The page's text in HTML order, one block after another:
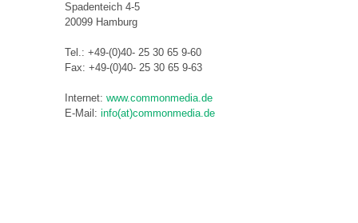
Spadenteich 4-5
20099 Hamburg
Tel.: +49-(0)40- 25 30 65 9-60
Fax: +49-(0)40- 25 30 65 9-63
Internet: www.commonmedia.de
E-Mail: info(at)commonmedia.de